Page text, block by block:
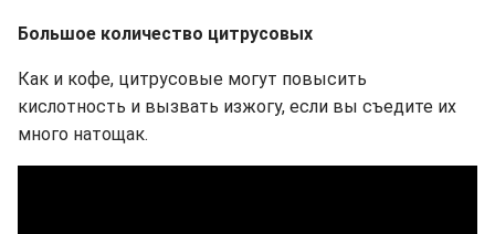
Большое количество цитрусовых
Как и кофе, цитрусовые могут повысить
кислотность и вызвать изжогу, если вы съедите их
много натощак.